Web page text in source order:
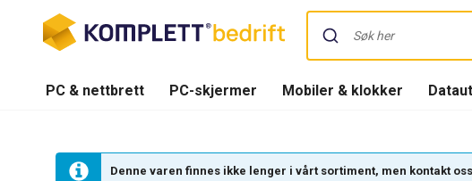
PC & nettbrett PC-skjermer Mobiler & klokker
Denne varen finnes ikke lenger i vårt sortiment, men kontakt